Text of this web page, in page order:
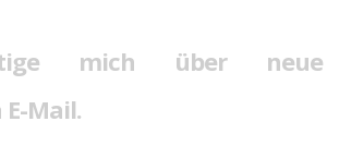
mich über neue
Mail.